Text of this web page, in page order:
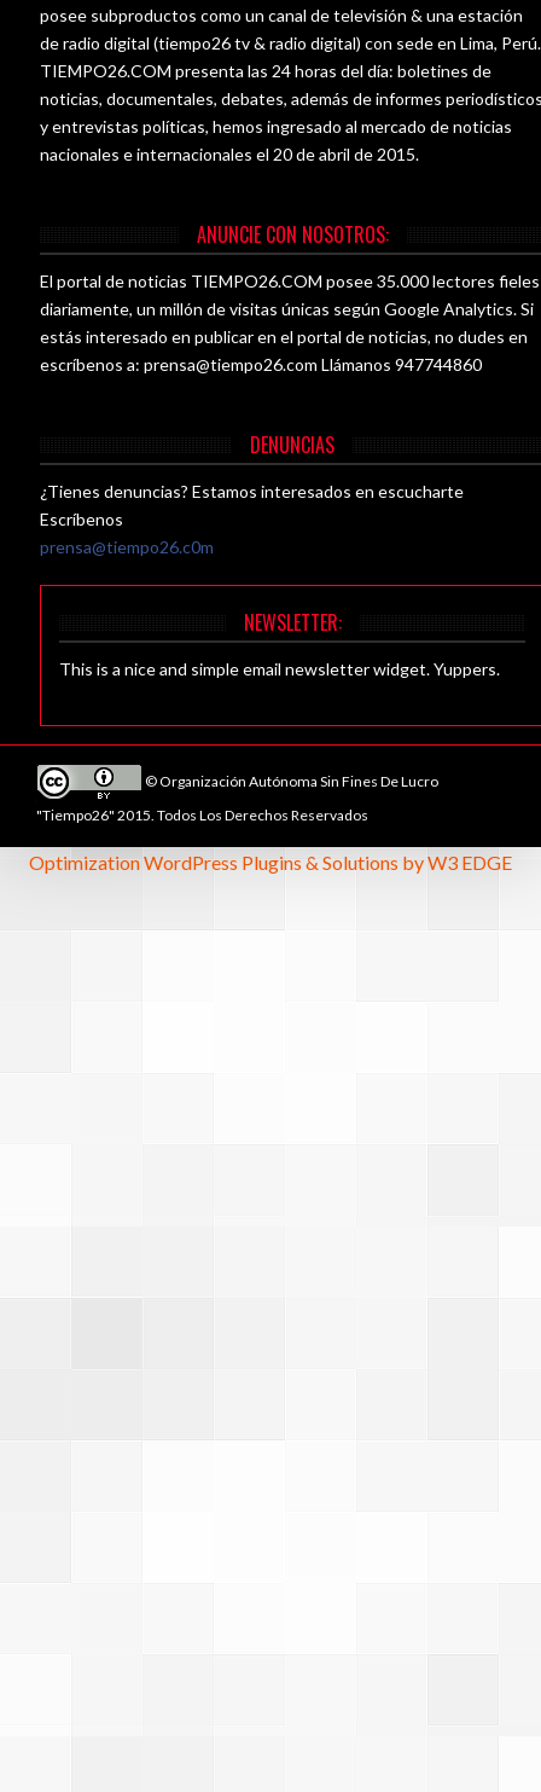
posee subproductos como un canal de televisión & una estación
de radio digital (tiempo26 tv & radio digital) con sede en Lima, Perú.
TIEMPO26.COM presenta las 24 horas del día: boletines de
noticias, documentales, debates, además de informes
y entrevistas políticas, hemos ingresado al mercado de noticias
nacionales e internacionales el 20 de abril de 2015.
ANUNCIE CON NOSOTROS:
El portal de noticias TIEMPO26.COM posee 35.000 lectores fieles
diariamente, un millón de visitas únicas según Google Analytics. Si
estás interesado en publicar en el portal de noticias, no dudes en
escríbenos a:prensa@tiempo26.com Llámanos 947744860
DENUNCIAS
¿Tienes denuncias? Estamos interesados en escucharte
Escríbenos
prensa@tiempo26.c0m
NEWSLETTER:
This is a nice and simple email newsletter widget. Yuppers.
© Organización Autónoma Sin Fines De Lucro
"Tiempo26" 2015. Todos Los Derechos Reservados
Optimization WordPress Plugins & Solutions by W3 EDGE